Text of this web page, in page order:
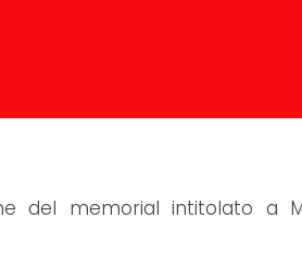
del memorial intitolato a